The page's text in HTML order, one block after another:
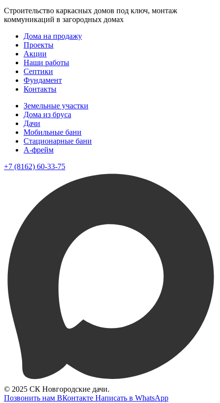
Строительство каркасных домов под ключ, монтаж
коммуникаций в загородных домах
Дома на продажу
Проекты
Акции
Наши работы
Септики
Фундамент
Контакты
Земельные участки
Дома из бруса
Дачи
Мобильные бани
Стационарные бани
A-фрейм
+7 (8162) 60-33-75
© 2025 СК Новгородские дачи.
Позвонить нам ВКонтакте Написать в WhatsApp